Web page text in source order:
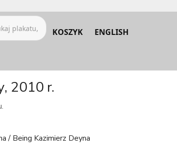
KOSZYK ENGLISH
2010 r.
/ Being Kazimierz Deyna